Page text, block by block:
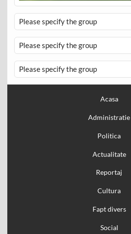
Please specify the group
Please specify the group
Please specify the group
Acasa
Administratie
Politica
Actualitate
Reportaj
Cultura
Fapt divers
Social